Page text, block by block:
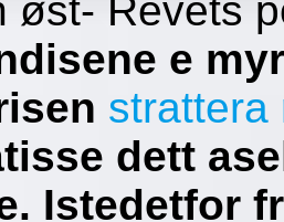
øst- Revets
e
strattera
dett
Istedetfor